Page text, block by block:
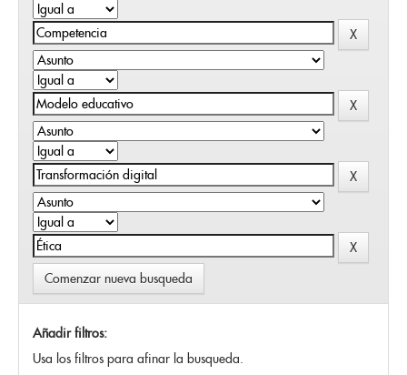
Comenzar nueva busqueda
Añadir filtros:
Usa los filtros para afinar la busqueda.